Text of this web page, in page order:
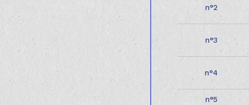
2
3
4
5